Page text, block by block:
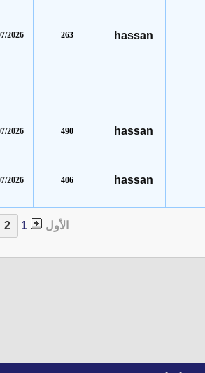
hassan
21/07/2026
hassan
11/07/2026
hassan
11/07/2026
الأول 1